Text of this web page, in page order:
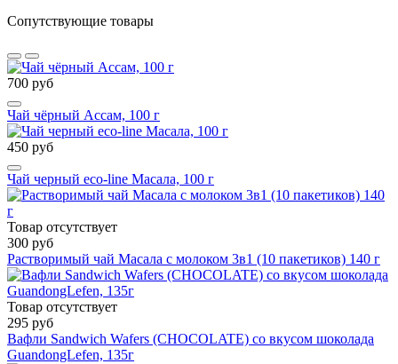
Сопутствующие товары
700 руб
Чай чёрный Ассам, 100 г
450 руб
Чай черный eco-line Масала, 100 г
Товар отсутствует
300 руб
Растворимый чай Масала с молоком 3в1 (10 пакетиков) 140 г
Товар отсутствует
295 руб
Вафли Sandwich Wafers (CHOCOLATE) со вкусом шоколада
GuandongLefen, 135г